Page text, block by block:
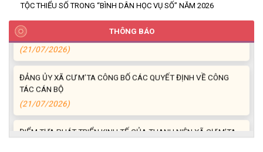
TỘC THIỂU SỐ TRONG “BÌNH DÂN HỌC VỤ SỐ” NĂM 2026
THÔNG BÁO
VÀ ĐIỀU HÀNH HOẠT ĐỘNG NHÓM NĂM 2026
(21/07/2026)
ĐẢNG ỦY XÃ CƯ M’TA CÔNG BỐ CÁC QUYẾT ĐỊNH VỀ CÔNG
TÁC CÁN BỘ
ĐIỂM TỰA PHÁT TRIỂN KINH TẾ CỦA THANH NIÊN XÃ CƯ M’TA
(14/07/2026)